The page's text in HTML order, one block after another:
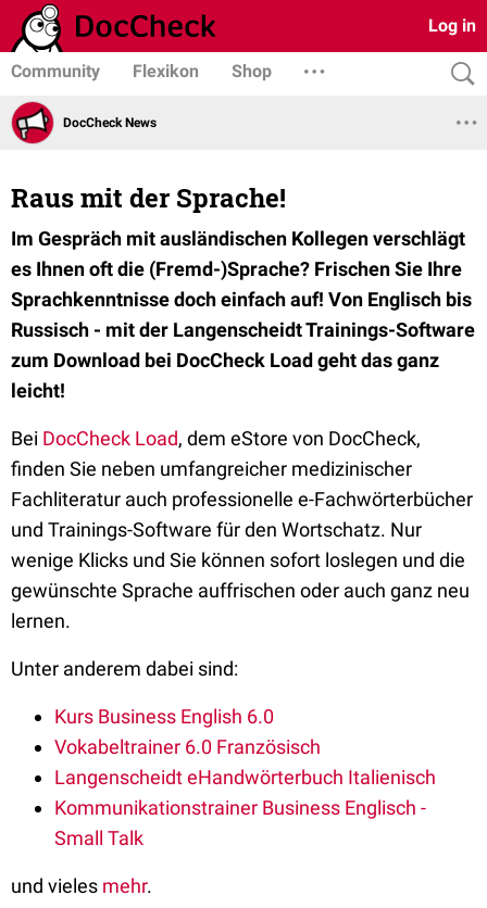
Log in
Community Flexikon Shop
DocCheck News
Raus mit der Sprache!
Im Gespräch mit ausländischen Kollegen verschlägt
es Ihnen oft die (Fremd-)Sprache? Frischen Sie Ihre
Sprachkenntnisse doch einfach auf! Von Englisch bis
Russisch - mit der Langenscheidt Trainings-Software
zum Download bei DocCheck Load geht das ganz
leicht!
Bei DocCheck Load, dem eStore von DocCheck,
finden Sie neben umfangreicher medizinischer
Fachliteratur auch professionelle e-Fachwörterbücher
und Trainings-Software für den Wortschatz. Nur
wenige Klicks und Sie können sofort loslegen und die
gewünschte Sprache auffrischen oder auch ganz neu
lernen.
Unter anderem dabei sind:
Kurs Business English 6.0
Vokabeltrainer 6.0 Französisch
Langenscheidt eHandwörterbuch Italienisch
Kommunikationstrainer Business Englisch -
Small Talk
und vieles mehr.